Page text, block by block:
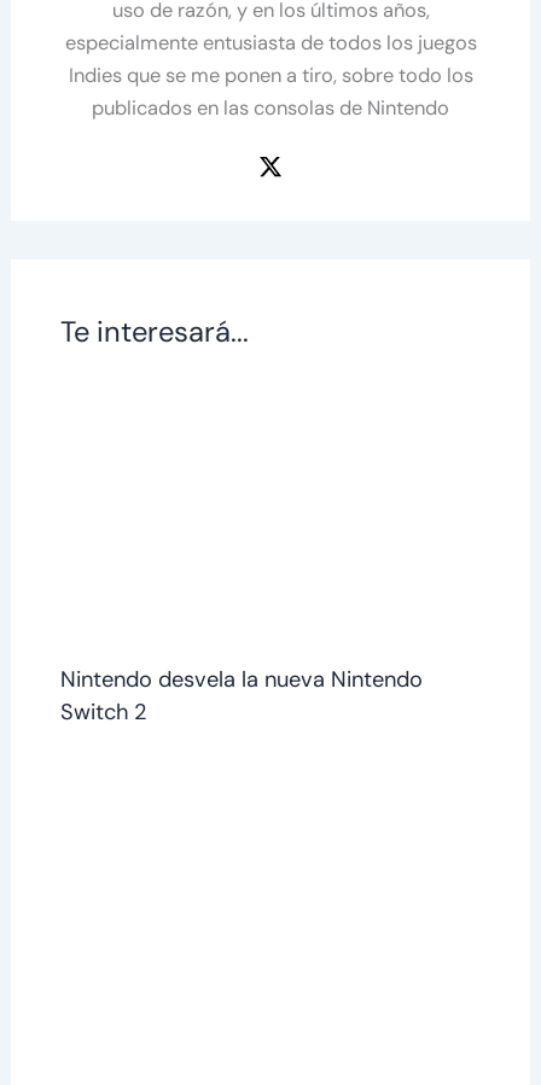
uso de razón, y en los últimos años,
especialmente entusiasta de todos los juegos
Indies que se me ponen a tiro, sobre todo los
publicados en las consolas de Nintendo
Te interesará...
Nintendo desvela la nueva Nintendo
Switch 2